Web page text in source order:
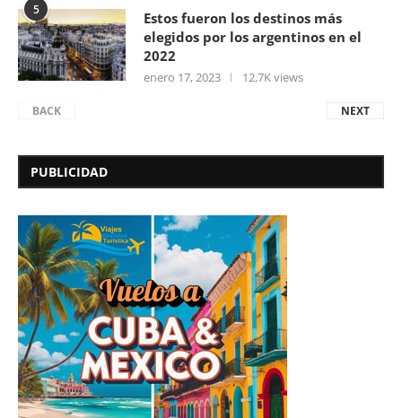
5
Estos fueron los destinos más
elegidos por los argentinos en el
2022
enero 17, 2023 12,7K views
BACK NEXT
PUBLICIDAD